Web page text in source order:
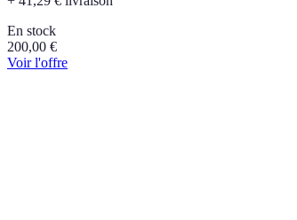
En stock
200,00 €
Voir l'offre